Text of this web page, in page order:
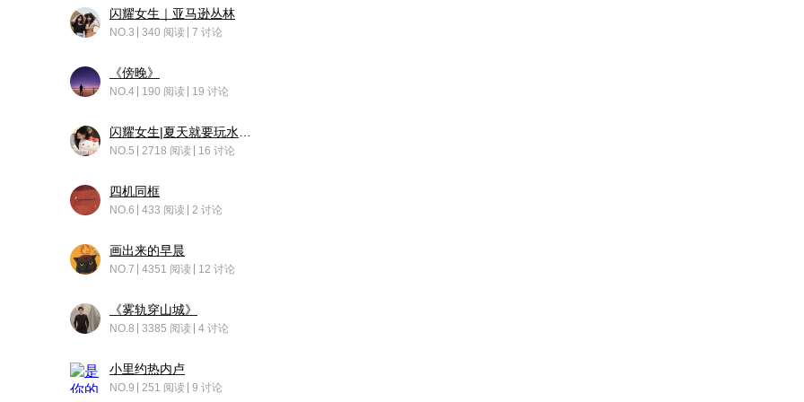
闪耀女生｜亚马逊丛林
NO.3 340 阅读 7 讨论
《傍晚》
NO.4 190 阅读 19 讨论
NO.5 2718 阅读 16 讨论
四机同框
NO.6 433 阅读 2 讨论
画出来的早晨
NO.7 4351 阅读 12 讨论
《雾轨穿山城》
NO.8 3385 阅读 4 讨论
小里约热内卢
NO.9 251 阅读 9 讨论